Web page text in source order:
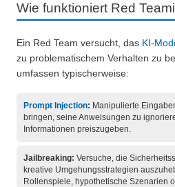
Wie funktioniert Red
Ein Red Team versucht, das KI-
zu problematischem Verhalten zu
umfassen typischerweise:
Prompt Injection: Manipulierte
bringen, seine Anweisungen zu
Informationen preiszugeben.
Jailbreaking: Versuche, die
kreative Umgehungsstrategien
Rollenspiele, hypothetische Szenarien